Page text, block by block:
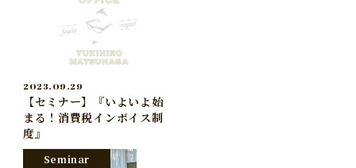
2023.09.29
【セミナー】『いよいよ始
まる！消費税インボイス制
度』
Seminar